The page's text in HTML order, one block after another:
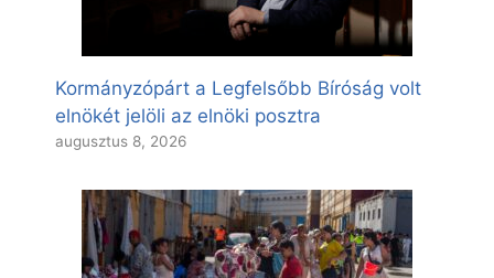
Kormányzópárt a Legfelsőbb Bíróság volt
elnökét jelöli az elnöki posztra
augusztus 8, 2026